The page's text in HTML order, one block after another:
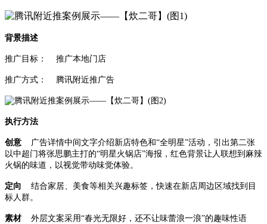
背景描述
推广目标： 推广本地门店
推广方式： 腾讯附近推广告
执行方法
创意
广告详情中间文字介绍新店特色和“全明星”活动，引出第二张
以中超门将张思鹏主打的“明星火锅店”海报，红色背景让人联想到麻辣
火锅的味道，以视觉带动味觉体验。
定向
结合家居、美食等相关兴趣标签，快速在新店周边区域找到目
标人群。
素材
外层文案采用“春光无限好，还不让味蕾浪一浪”的趣味性语